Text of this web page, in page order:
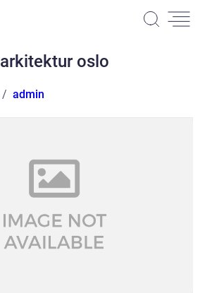
arkitektur oslo
admin